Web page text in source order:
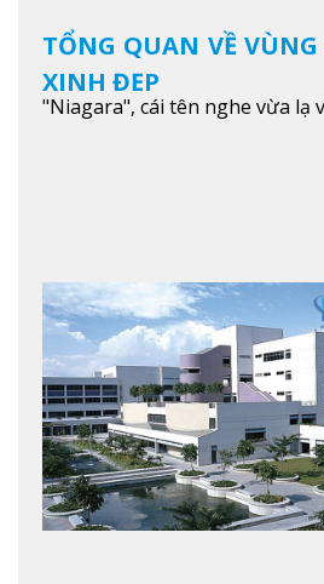
TỔNG QUAN VỀ
XINH ĐẸP
"Niagara", cái tên nghe vừa lạ